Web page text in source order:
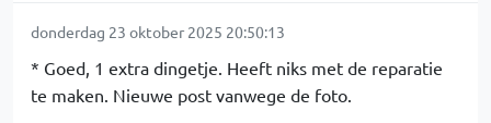
donderdag 23 oktober 2025 20:50:13
* Goed, 1 extra dingetje. Heeft niks met de reparatie
te maken. Nieuwe post vanwege de foto.